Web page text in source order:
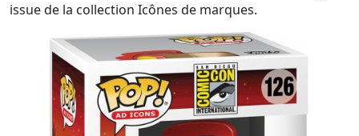
issue de la collection Icônes de marques.